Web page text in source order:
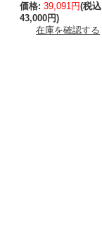
価格: 39,091円(税込
43,000円)
在庫を確認する